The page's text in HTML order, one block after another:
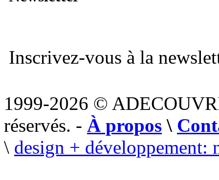
Inscrivez-vous à la
1999-2026 ©
réservés. - À propos \
\ design + développement: